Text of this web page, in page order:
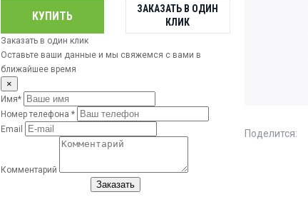
КУПИТЬ
ЗАКАЗАТЬ В ОДИН
КЛИК
Заказать в один клик
Оставьте ваши данные и мы свяжемся с вами в
ближайшее время
×
Имя*
Номер телефона *
Email
Комментарий
Заказать
Поделится: